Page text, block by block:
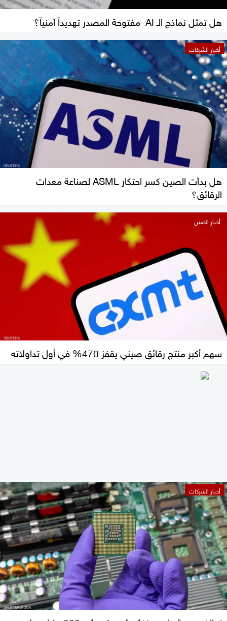
هل تمثل نماذج الـ AI مفتوحة المصدر تهديداً أمنياً؟
أخبار الشركات
هل بدأت الصين كسر احتكار ASML لصناعة معدات
الرقائق؟
أخبار الصين
سهم أكبر منتج رقائق صيني يقفز 470% في أول تداولاته
أخبار الشركات